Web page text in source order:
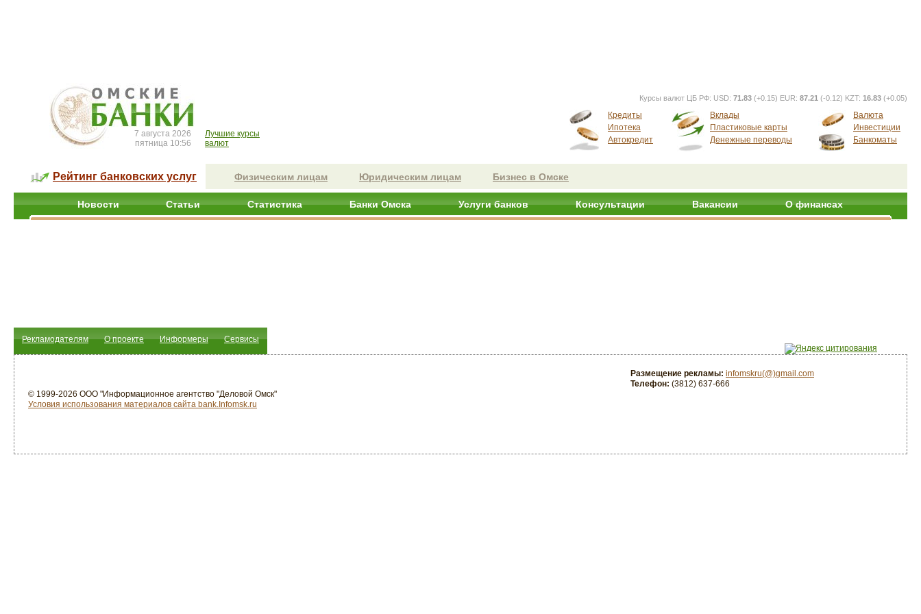
7 августа 2026
пятница 10:56
Лучшие курсы
валют
Курсы валют ЦБ РФ: USD: 71.83 (+0.15) EUR: 87.21 (-0.12) KZT: 16.83 (+0.05)
Кредиты
Ипотека
Автокредит
Вклады
Пластиковые карты
Денежные переводы
Валюта
Инвестиции
Банкоматы
Рейтинг банковских услуг Физическим лицам Юридическим лицам Бизнес в Омске
Новости Статьи Статистика Банки Омска Услуги банков Консультации Вакансии О финансах
Рекламодателям О проекте Информеры Сервисы
© 1999-2026 ООО "Информационное агентство "Деловой Омск"
Условия использования материалов сайта bank.Infomsk.ru
Размещение рекламы: infomskru(@)gmail.com
Телефон: (3812) 637-666